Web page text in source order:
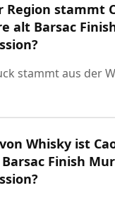
Region stammt
alt Barsac
stammt aus der
Whisky ist
Finish